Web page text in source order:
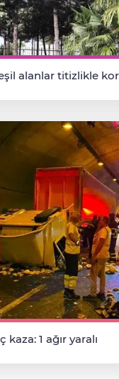
alanlar titizlikle
1 ağır yaralı